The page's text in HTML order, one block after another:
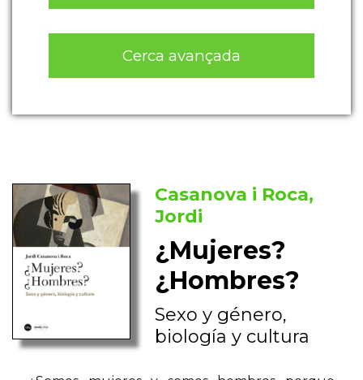
Cerca avançada
Casanova i Roca,
Jordi
¿Mujeres?
¿Hombres?
Sexo y género,
biología y cultura